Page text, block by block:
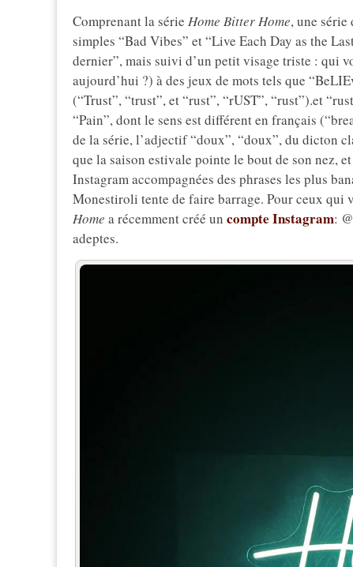
Comprenant la série Home Bitter Home, une série
simples “Bad Vibes” et “Live Each Day as the
dernier”, mais suivi d’un petit visage triste : qui
aujourd’hui ?) à des jeux de mots tels que
(“Trust”, “trust”, et “rust”, “rUST”, “rust”).et
“Pain”, dont le sens est différent en français
de la série, l’adjectif “doux”, “doux”, du dicton
que la saison estivale pointe le bout de son nez,
Instagram accompagnées des phrases les plus
Monestiroli tente de faire barrage. Pour ceux
Home a récemment créé un compte Instagram:
adeptes.